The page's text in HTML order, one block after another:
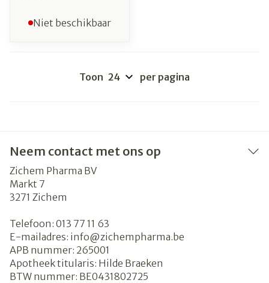
Niet beschikbaar
Toon per pagina
Neem contact met ons op
Zichem Pharma BV
Markt 7
3271 Zichem
Telefoon: 013 77 11 63
E-mailadres: info@zichempharma.be
APB nummer: 265001
Apotheek titularis: Hilde Braeken
BTW nummer: BE0431802725